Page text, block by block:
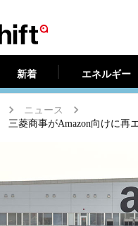
ジ
ー
フ
ト）
新着 エネルギー
ニュース
三菱商事がAmazon向けに再